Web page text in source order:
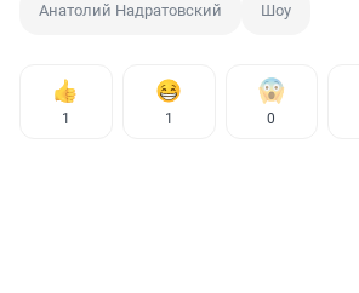
Анатолий Надратовский Шоу
1 1 0